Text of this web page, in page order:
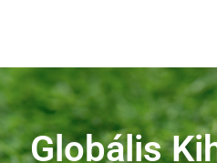
Globális